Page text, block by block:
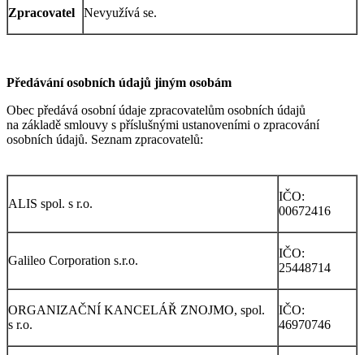
Zpracovatel Nevyužívá se.
Předávání osobních údajů jiným osobám
Obec předává osobní údaje zpracovatelům osobních údajů
na základě smlouvy s příslušnými ustanoveními o zpracování
osobních údajů. Seznam zpracovatelů:
ALIS spol. s r.o.
IČO:
00672416
Galileo Corporation s.r.o.
IČO:
25448714
ORGANIZAČNÍ KANCELÁŘ ZNOJMO, spol.
s r.o.
IČO:
46970746